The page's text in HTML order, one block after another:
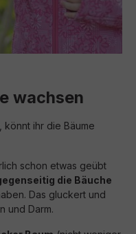
wachsen
ihr die Bäume
schon etwas geübt
die Bäuche
Das gluckert und
und Darm.